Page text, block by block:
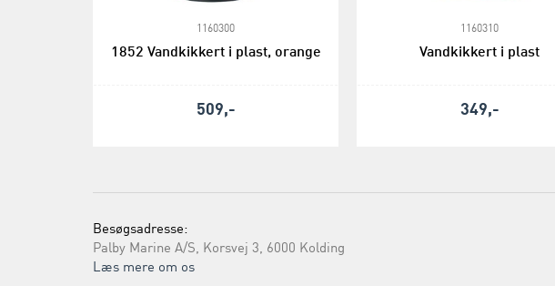
1160300
1852 Vandkikkert i plast, orange
509,-
1160310
Vandkikkert i plast
349,-
Besøgsadresse:
Palby Marine A/S, Korsvej 3, 6000 Kolding
Læs mere om os